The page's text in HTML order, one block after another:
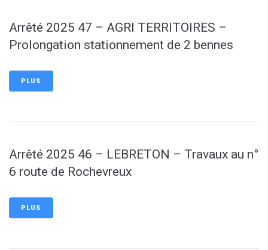
Arrêté 2025 47 – AGRI TERRITOIRES –
Prolongation stationnement de 2 bennes
PLUS
Arrêté 2025 46 – LEBRETON – Travaux au n°
6 route de Rochevreux
PLUS